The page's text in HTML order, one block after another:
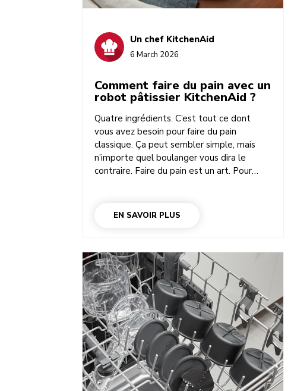
Un chef KitchenAid
6 March 2026
Comment faire du pain avec un
robot pâtissier KitchenAid ?
Quatre ingrédients. C’est tout ce dont
vous avez besoin pour faire du pain
classique. Ça peut sembler simple, mais
n’importe quel boulanger vous dira le
contraire. Faire du pain est un art. Pour
aurez compris la technique et appris les
aidez de votre robot pâtissier
multifonction et de votre bol à pain
KitchenAid. Que vous soyez débutant ou
expérimenté, la méthode sera plus ou
moins la même. Et pour cause : il y a
toujours trois étapes clés pour préparer du
pain, qu’il soit au seigle, au levain ou même
qu’il s’agisse d’une brioche.
EN SAVOIR PLUS